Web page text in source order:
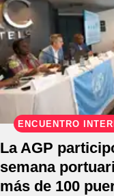
ENCUENTRO
La AGP
semana
más de 100